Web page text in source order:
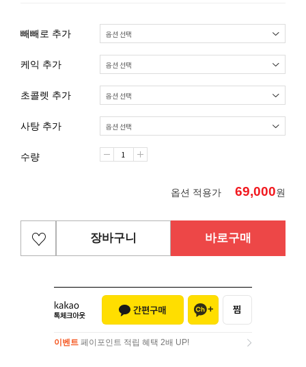
빼빼로 추가
케익 추가
초콜렛 추가
사탕 추가
수량
옵션 적용가 69,000원
장바구니 바로구매
이벤트 페이포인트 적립 혜택 2배 UP!